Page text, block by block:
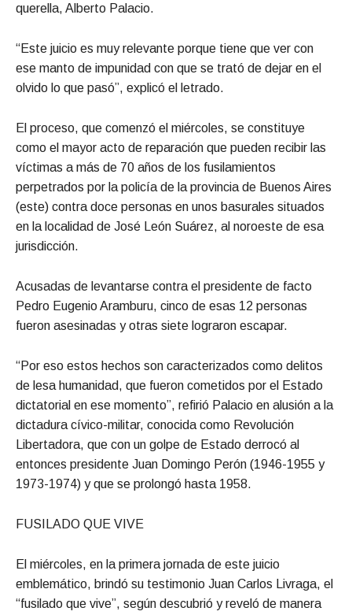
querella, Alberto Palacio.
“Este juicio es muy relevante porque tiene que ver con
ese manto de impunidad con que se trató de dejar en el
olvido lo que pasó”, explicó el letrado.
El proceso, que comenzó el miércoles, se constituye
como el mayor acto de reparación que pueden recibir las
víctimas a más de 70 años de los fusilamientos
perpetrados por la policía de la provincia de Buenos Aires
(este) contra doce personas en unos basurales situados
en la localidad de José León Suárez, al noroeste de esa
jurisdicción.
Acusadas de levantarse contra el presidente de facto
Pedro Eugenio Aramburu, cinco de esas 12 personas
fueron asesinadas y otras siete lograron escapar.
“Por eso estos hechos son caracterizados como delitos
de lesa humanidad, que fueron cometidos por el Estado
dictatorial en ese momento”, refirió Palacio en alusión a la
dictadura cívico-militar, conocida como Revolución
Libertadora, que con un golpe de Estado derrocó al
entonces presidente Juan Domingo Perón (1946-1955 y
1973-1974) y que se prolongó hasta 1958.
FUSILADO QUE VIVE
El miércoles, en la primera jornada de este juicio
emblemático, brindó su testimonio Juan Carlos Livraga, el
“fusilado que vive”, según descubrió y reveló de manera